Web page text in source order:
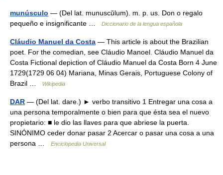
munúsculo — (Del lat. munuscŭlum). m. p. us. Don o regalo
pequeño e insignificante …
Diccionario de la lengua española
Cláudio Manuel da Costa — This article is about the Brazilian
poet. For the comedian, see Cláudio Manoel. Cláudio Manuel da
Costa Fictional depiction of Cláudio Manuel da Costa Born 4 June
1729(1729 06 04) Mariana, Minas Gerais, Portuguese Colony of
Brazil …
Wikipedia
DAR — (Del lat. dare.) ► verbo transitivo 1 Entregar una cosa a
una persona temporalmente o bien para que ésta sea el nuevo
propietario: ■ le dio las llaves para que abriese la puerta.
SINÓNIMO ceder donar pasar 2 Acercar o pasar una cosa a una
persona …
Enciclopedia Universal